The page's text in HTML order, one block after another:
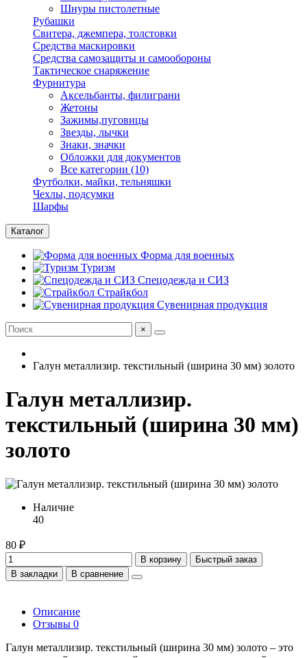
Шнуры пистолетные
Рубашки
Свитера, джемпера, толстовки
Средства маскировки
Средства самозащиты и самообороны
Тактическое снаряжение
Фурнитура
Аксельбанты, филиграни
Жетоны
Зажимы,пуговицы
Звезды, лычки
Знаки, значки
Обложки для документов
Все категории (10)
Футболки, майки, тельняшки
Чехлы, подсумки
Шарфы
Каталог
Форма для военных
Туризм
Спецодежда и СИЗ
Страйкбол
Сувенирная продукция
×
Галун металлизир. текстильный (ширина 30 мм) золото
Галун металлизир.
текстильный (ширина 30 мм)
золото
Наличие
40
80 ₽
В корзину
Быстрый заказ
В закладки
В сравнение
Описание
Отзывы 0
Галун металлизир. текстильный (ширина 30 мм) золото – это